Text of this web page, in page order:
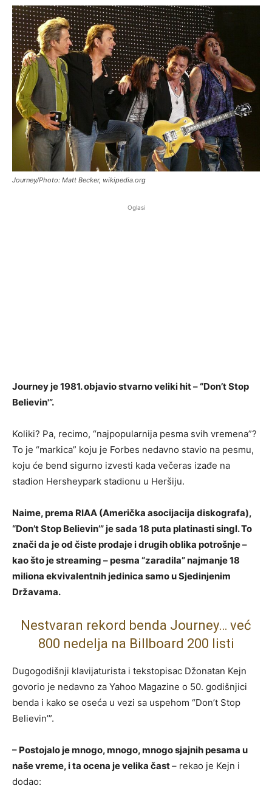
Journey/Photo: Matt Becker, wikipedia.org
Oglasi
Journey je 1981. objavio stvarno veliki hit – “Don’t Stop
Believin'”.
Koliki? Pa, recimo, “najpopularnija pesma svih vremena”?
To je “markica” koju je Forbes nedavno stavio na pesmu,
koju će bend sigurno izvesti kada večeras izađe na
stadion Hersheypark stadionu u Heršiju.
Naime, prema RIAA (Američka asocijacija diskografa),
“Don’t Stop Believin’” je sada 18 puta platinasti singl. To
znači da je od čiste prodaje i drugih oblika potrošnje –
kao što je streaming – pesma “zaradila” najmanje 18
miliona ekvivalentnih jedinica samo u Sjedinjenim
Državama.
Nestvaran rekord benda Journey… već
800 nedelja na Billboard 200 listi
Dugogodišnji klavijaturista i tekstopisac Džonatan Kejn
govorio je nedavno za Yahoo Magazine o 50. godišnjici
benda i kako se oseća u vezi sa uspehom “Don’t Stop
Believin’”.
– Postojalo je mnogo, mnogo, mnogo sjajnih pesama u
naše vreme, i ta ocena je velika čast– rekao je Kejn i
dodao: